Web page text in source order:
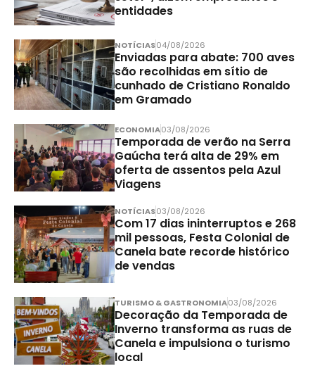
entidades
NOTÍCIAS04/08/2026
Enviadas para abate: 700 aves
são recolhidas em sítio de
cunhado de Cristiano Ronaldo
em Gramado
ECONOMIA03/08/2026
Temporada de verão na Serra
Gaúcha terá alta de 29% em
oferta de assentos pela Azul
Viagens
NOTÍCIAS03/08/2026
Com 17 dias ininterruptos e 268
mil pessoas, Festa Colonial de
Canela bate recorde histórico
de vendas
TURISMO & GASTRONOMIA03/08/2026
Decoração da Temporada de
Inverno transforma as ruas de
Canela e impulsiona o turismo
local